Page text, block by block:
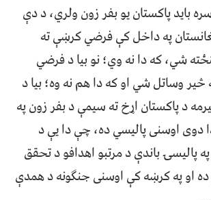
باید پاکستان یو بفر زون ولري، د دې
په داخل کې فرضي کرښې ته
شي، که دا نه وي؛ نو بیا د فرضي
وساتل شي او که دا هم نه وه؛ بیا د
د پاکستان اړخ ته سیمې د بفر زون په
اوسنی پالیسي ده، چې دا یې د
پالیسۍ باندې د مرتبو اهدافو د تحقق
ده او په کرښه کې اوسنی جنګونه د همدې